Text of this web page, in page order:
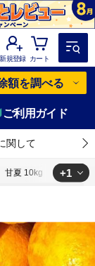
新規登録 カート
額を調べる
ご利用ガイド
関して
甘夏 10kg 【 農薬 ・
+1